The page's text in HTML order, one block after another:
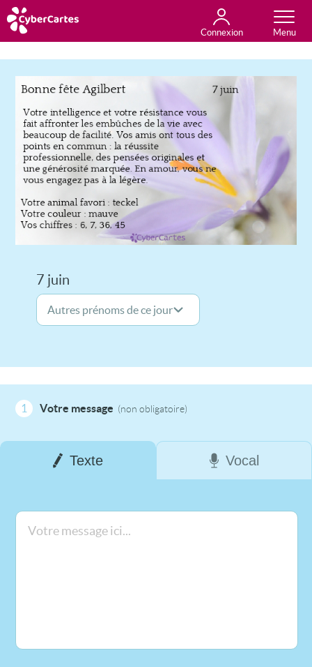
Connexion
Anniversaire
Fête du jour
Amour
Amitié
Merci
Toutes les cartes
7 juin
1 Votre message (non obligatoire)
Texte Vocal